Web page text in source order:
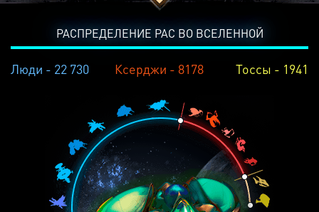
РАСПРЕДЕЛЕНИЕ РАС ВО ВСЕЛЕННОЙ
Люди - 22 730 Ксерджи - 8178 Тоссы - 1941